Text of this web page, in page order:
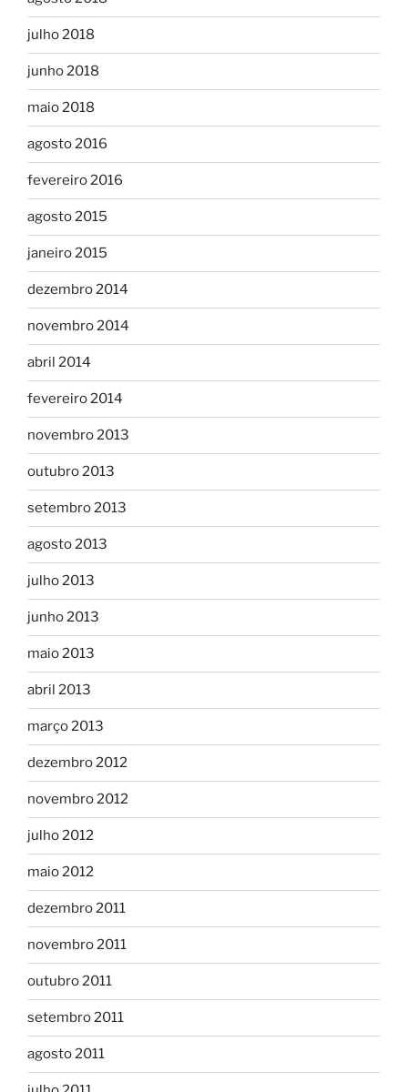
julho 2018
junho 2018
maio 2018
agosto 2016
fevereiro 2016
agosto 2015
janeiro 2015
dezembro 2014
novembro 2014
abril 2014
fevereiro 2014
novembro 2013
outubro 2013
setembro 2013
agosto 2013
julho 2013
junho 2013
maio 2013
abril 2013
março 2013
dezembro 2012
novembro 2012
julho 2012
maio 2012
dezembro 2011
novembro 2011
outubro 2011
setembro 2011
agosto 2011